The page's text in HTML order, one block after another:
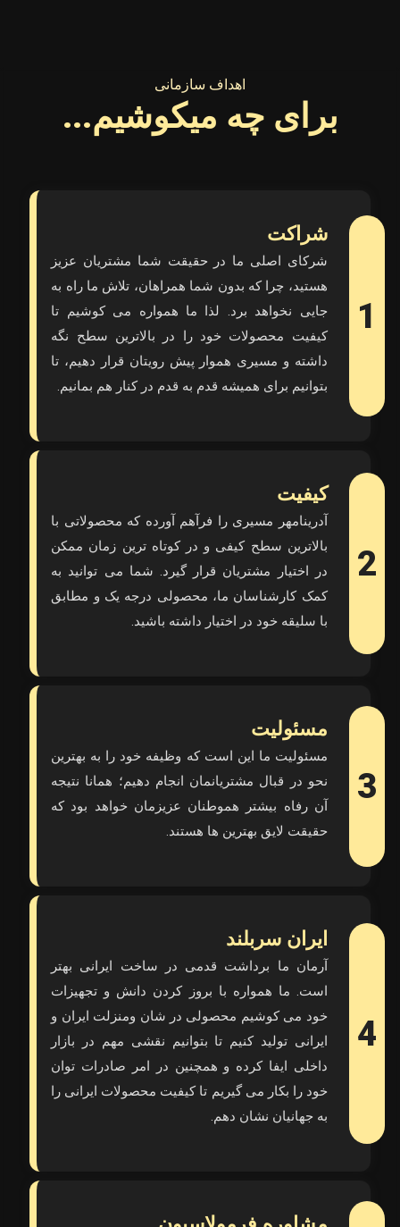
اهداف سازمانی
برای چه میکوشیم...
1
شراکت
شرکای اصلی ما در حقیقت شما مشتریان عزیز
هستید، چرا که بدون شما همراهان، تلاش ما راه به
جایی نخواهد برد. لذا ما همواره می کوشیم تا
کیفیت محصولات خود را در بالاترین سطح نگه
داشته و مسیری هموار پیش رویتان قرار دهیم، تا
بتوانیم برای همیشه قدم به قدم در کنار هم بمانیم.
2
کیفیت
آدرینامهر مسیری را فرآهم آورده که محصولاتی با
بالاترین سطح کیفی و در کوتاه ترین زمان ممکن
در اختیار مشتریان قرار گیرد. شما می توانید به
کمک کارشناسان ما، محصولی درجه یک و مطابق
با سلیقه خود در اختیار داشته باشید.
3
مسئولیت
مسئولیت ما این است که وظیفه خود را به بهترین
نحو در قبال مشتریانمان انجام دهیم؛ همانا نتیجه
آن رفاه بیشتر هموطنان عزیزمان خواهد بود که
حقیقت لایق بهترین ها هستند.
4
ایران سربلند
آرمان ما برداشت قدمی در ساخت ایرانی بهتر
است. ما همواره با بروز کردن دانش و تجهیزات
خود می کوشیم محصولی در شان ومنزلت ایران و
ایرانی تولید کنیم تا بتوانیم نقشی مهم در بازار
داخلی ایفا کرده و همچنین در امر صادرات توان
خود را بکار می گیریم تا کیفیت محصولات ایرانی را
به جهانیان نشان دهم.